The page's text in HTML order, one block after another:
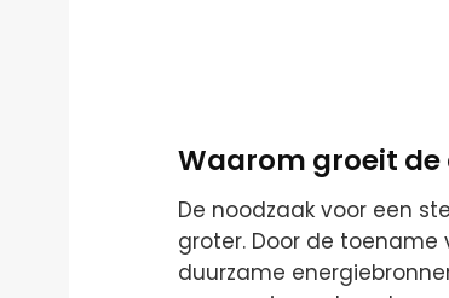
Waarom groeit
De noodzaak voor een
groter. Door de toename
duurzame